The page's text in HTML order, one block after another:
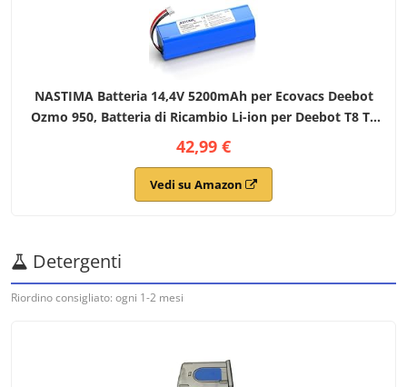
NASTIMA Batteria 14,4V 5200mAh per Ecovacs Deebot
Ozmo 950, Batteria di Ricambio Li-ion per Deebot T8 T9
T10 T8+ T9+ T10+, Deebot X1 Omni, Deebot T20 Omni
Series Aspirapolvere
42,99 €
Vedi su Amazon
Detergenti
Riordino consigliato: ogni 1-2 mesi